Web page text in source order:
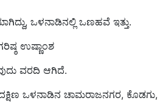
ಒಳನಾಡಿನಲ್ಲಿ ಒಣಹವೆ ಇತ್ತು.
ಉಷ್ಣಾಂಶ
ವರದಿ ಆಗಿದೆ.
ಒಳನಾಡಿನ ಚಾಮರಾಜನಗರ, ಕೊಡಗು,